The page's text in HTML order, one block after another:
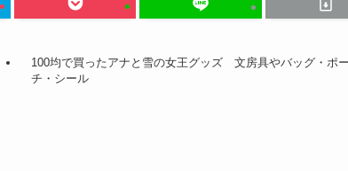
100均で買ったアナと雪の女王グッズ 文房具やバッグ・ポー
チ・シール